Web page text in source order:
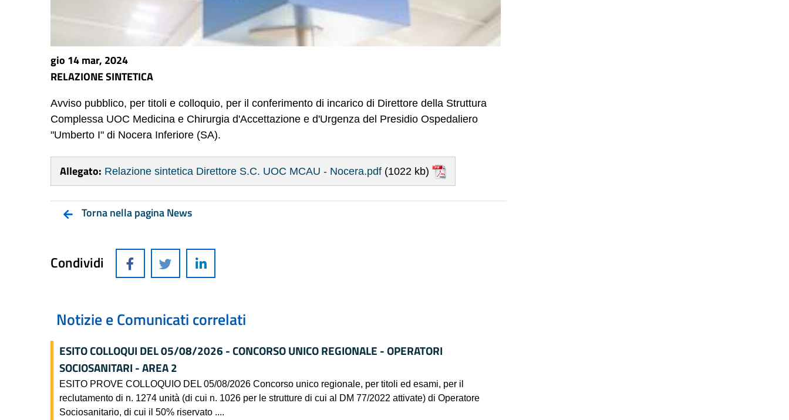
gio 14 mar, 2024
RELAZIONE SINTETICA
Avviso pubblico, per titoli e colloquio, per il conferimento di incarico di Direttore della Struttura
Complessa UOC Medicina e Chirurgia d'Accettazione e d'Urgenza del Presidio Ospedaliero
"Umberto I" di Nocera Inferiore (SA).
Allegato: Relazione sintetica Direttore S.C. UOC MCAU - Nocera.pdf (1022 kb)
Torna nella pagina News
Condividi
Notizie e Comunicati correlati
ESITO COLLOQUI DEL 05/08/2026 - CONCORSO UNICO REGIONALE - OPERATORI
SOCIOSANITARI - AREA 2
ESITO PROVE COLLOQUIO DEL 05/08/2026 Concorso unico regionale, per titoli ed esami, per il
reclutamento di n. 1274 unità (di cui n. 1026 per le strutture di cui al DM 77/2022 attivate) di Operatore
Sociosanitario, di cui il 50% riservato ....